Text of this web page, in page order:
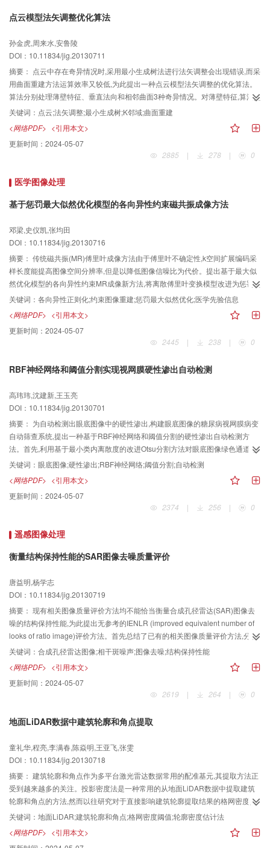
画艺术效果。
点云模型法矢调整优化算法
孙金虎,周来水,安鲁陵
DOI：10.11834/jig.20130711
摘要： 点云中存在奇异情况时,采用最小生成树法进行法矢调整会出现错误,而采
用曲面重建方法运算效率又较低,为此提出一种点云模型法矢调整的优化算法。
算法分别处理薄壁特征、垂直法向和相邻曲面3种奇异情况。对薄壁特征,算法提
取特征点并在该处强制进行法矢取反;对垂直法向,算法通过扩大邻域搜索范围来
获得法矢变化趋势;对相邻曲面,算法在K邻域中剔除歧义邻域点,避免在最小生成
树中生成错误边。实验结果表明,该算法在点云中存在奇异情况时能够进行正确
的法矢调整,并且相较于曲面重建方法具有较高的效率。
关键词： 点云;法矢调整;最小生成树;K邻域;曲面重建
<网络PDF> <引用本文>
更新时间： 2024-05-07
2885
| 278 | 0
医学图像处理
基于惩罚最大似然优化模型的各向异性约束磁共振成像方法
邓梁,史仪凯,张均田
DOI：10.11834/jig.20130716
摘要： 传统磁共振(MR)傅里叶成像方法由于傅里叶不确定性,k空间扩展编码采
样长度能提高图像空间分辨率,但是以降低图像信噪比为代价。提出基于最大似
然优化模型的各向异性约束MR成像新方法,将离散傅里叶变换模型改进为惩罚约
束函数的最优值搜索问题。利用医学结构的先验信息,将正则化惩罚运算细化至
平滑区域、边界邻域、边界和边界的方向。实验结果表明,该方法不但能扩展k空
间高频数据采样长度同时有效降低高斯噪声,而且能克服现有相关约束成像方法
的二次模糊和Gibbs环状伪影。
关键词： 各向异性正则化;约束图像重建;惩罚最大似然优化;医学先验信息
<网络PDF> <引用本文>
更新时间： 2024-05-07
2445
| 238 | 0
RBF神经网络和阈值分割实现视网膜硬性渗出自动检测
高玮玮,沈建新,王玉亮
DOI：10.11834/jig.20130701
摘要： 为自动检测出眼底图像中的硬性渗出,构建眼底图像的糖尿病视网膜病变
自动筛查系统,提出一种基于RBF神经网络和阈值分割的硬性渗出自动检测方
法。首先,利用基于最小类内离散度的改进Otsu分割方法对眼底图像绿色通道进
行粗分割获取病灶候选区域;然后,利用logistic回归对候选区域的多个特征进行选
择;最后,利用候选区域的优化特征集及相应判定结果建立RBF神经网络;此外,提
出采用后处理以进一步提高检测精度。利用本文方法对50幅不同颜色、不同亮
度的眼底图像进行硬性渗出自动检测,得到图像水平灵敏度100%,特异性90.9%,
准确率96.0%;病灶区域水平灵敏度93.9%,阳性预测值95.5%;平均每幅图像处理
的硬性渗出。
关键词： 眼底图像;硬性渗出;RBF神经网络;阈值分割;自动检测
<网络PDF> <引用本文>
更新时间： 2024-05-07
2374
| 256 | 0
遥感图像处理
衡量结构保持性能的SAR图像去噪质量评价
唐益明,杨学志
DOI：10.11834/jig.20130719
摘要： 现有相关图像质量评价方法均不能恰当衡量合成孔径雷达(SAR)图像去
噪的结构保持性能,为此提出无参考的IENLR (improved equivalent number of
looks of ratio image)评价方法。首先总结了已有的相关图像质量评价方法,分析
其在衡量结构保持性能方面的局限性。随后,从比值图像的等效视数(ENLR)图像
出发,构造了新评价方法IENLR的计算公式,并通过理论分析证明其为关于结构保
持性能的基本单调、有界的函数,且具有参数的可调节性。最后,通过仿真实验进
一步验证了IENLR的良好性能,并且发现IENLR在衡量结构保持性能方面优于现
关键词： 合成孔径雷达图像;相干斑噪声;图像去噪;结构保持性能
<网络PDF> <引用本文>
更新时间： 2024-05-07
2619
| 264 | 0
地面LiDAR数据中建筑轮廓和角点提取
童礼华,程亮,李满春,陈焱明,王亚飞,张雯
DOI：10.11834/jig.20130718
摘要： 建筑轮廓和角点作为多平台激光雷达数据常用的配准基元,其提取方法正
受到越来越多的关注。投影密度法是一种常用的从地面LiDAR数据中提取建筑
轮廓和角点的方法,然而以往研究对于直接影响建筑轮廓提取结果的格网密度阈
值考虑较少。提出一种轮廓密度估计的方法,能够根据点云实际情况自动准确地
计算出格网密度阈值,从而提取较为准确的建筑轮廓格网。在此基础上,利用轮廓
线段高程分割和密度延伸的方法对轮廓进行分割和恢复,能够提取完整的建筑轮
关键词： 地面LiDAR;建筑轮廓和角点;格网密度阈值;轮廓密度估计法
<网络PDF> <引用本文>